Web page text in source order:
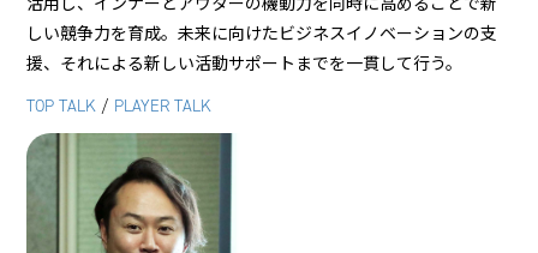
活用し、インナーとアウターの機動力を同時に高めることで新
しい競争力を育成。未来に向けたビジネスイノベーションの支
援、それによる新しい活動サポートまでを一貫して行う。
TOP TALK / PLAYER TALK